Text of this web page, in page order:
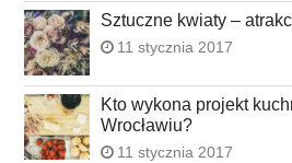
Sztuczne kwiaty –
11 stycznia 2017
Kto wykona projekt
Wrocławiu?
11 stycznia 2017